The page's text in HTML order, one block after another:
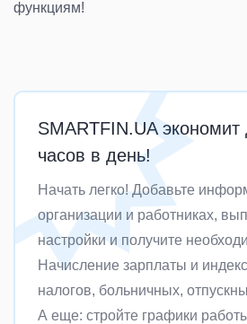
функциям!
SMARTFIN.UA
часов в день!
Начать легко! Добавьте
организации и работниках,
настройки и получите
Начисление зарплаты и
налогов, больничных,
А еще: стройте графики